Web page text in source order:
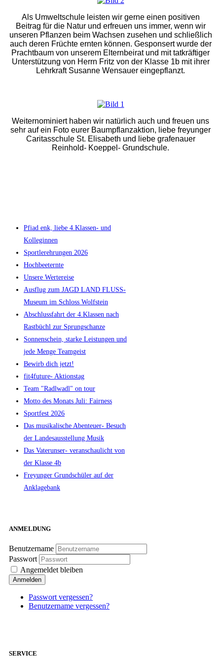
Als Umweltschule leisten wir gerne einen positiven
Beitrag für die Natur und erfreuen uns immer, wenn wir
unseren Pflanzen beim Wachsen zusehen und schließlich
auch deren Früchte ernten können. Gesponsert wurde der
Prachtbaum von unserem Elternbeirat und mit tatkräftiger
Unterstützung von Herrn Fritz von der Klasse 1b mit ihrer
Lehrkraft Susanne Wensauer eingepflanzt.
Weiternominiert haben wir natürlich auch und freuen uns
sehr auf ein Foto eurer Baumpflanzaktion, liebe freyunger
Caritasschule St. Elisabeth und liebe grafenauer
Reinhold- Koeppel- Grundschule.
Pfiad enk, liebe 4.Klassen- und
Kolleginnen
Sportlerehrungen 2026
Hochbeeternte
Unsere Wertereise
Ausflug zum JAGD LAND FLUSS-
Museum im Schloss Wolfstein
Abschlussfahrt der 4.Klassen nach
Rastbüchl zur Sprungschanze
Sonnenschein, starke Leistungen und
jede Menge Teamgeist
Bewirb dich jetzt!
fit4future- Aktionstag
Team "Radlwadl" on tour
Motto des Monats Juli: Fairness
Sportfest 2026
Das musikalische Abenteuer- Besuch
der Landesausstellung Musik
Das Vaterunser- veranschaulicht von
der Klasse 4b
Freyunger Grundschüler auf der
Anklagebank
ANMELDUNG
Benutzername
Passwort
Angemeldet bleiben
Anmelden
Passwort vergessen?
Benutzername vergessen?
SERVICE